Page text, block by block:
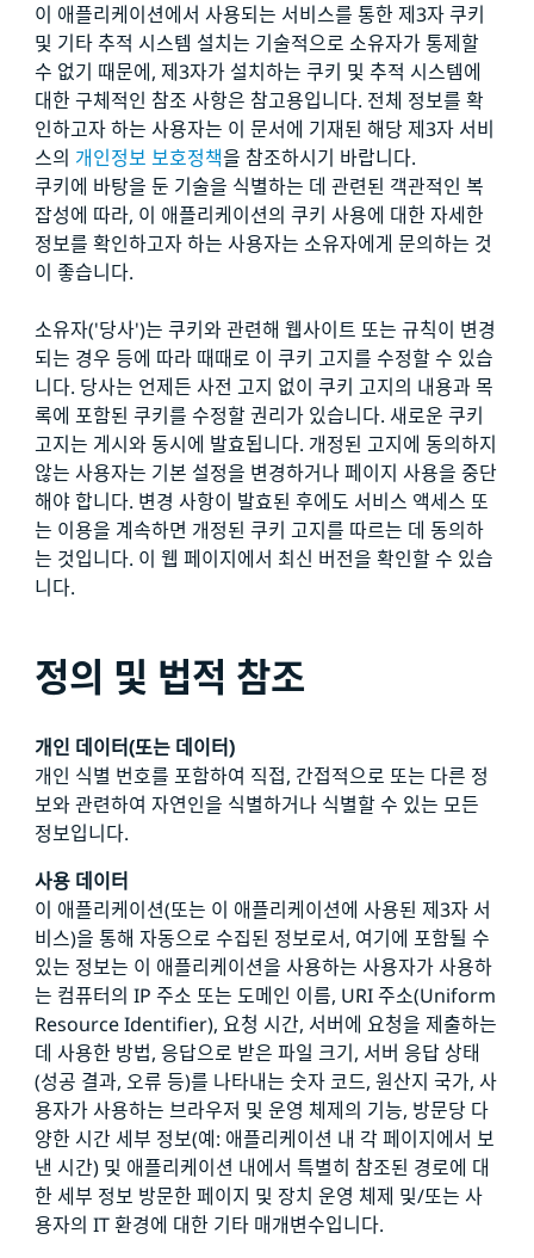
이 애플리케이션에서 사용되는 서비스를 통한 제3자 쿠키
및 기타 추적 시스템 설치는 기술적으로 소유자가 통제할
수 없기 때문에, 제3자가 설치하는 쿠키 및 추적 시스템에
대한 구체적인 참조 사항은 참고용입니다. 전체 정보를 확
인하고자 하는 사용자는 이 문서에 기재된 해당 제3자 서비
스의 개인정보 보호정책을 참조하시기 바랍니다.
쿠키에 바탕을 둔 기술을 식별하는 데 관련된 객관적인 복
잡성에 따라, 이 애플리케이션의 쿠키 사용에 대한 자세한
정보를 확인하고자 하는 사용자는 소유자에게 문의하는 것
이 좋습니다.
소유자('당사')는 쿠키와 관련해 웹사이트 또는 규칙이 변경
되는 경우 등에 따라 때때로 이 쿠키 고지를 수정할 수 있습
니다. 당사는 언제든 사전 고지 없이 쿠키 고지의 내용과 목
록에 포함된 쿠키를 수정할 권리가 있습니다. 새로운 쿠키
고지는 게시와 동시에 발효됩니다. 개정된 고지에 동의하지
않는 사용자는 기본 설정을 변경하거나 페이지 사용을 중단
해야 합니다. 변경 사항이 발효된 후에도 서비스 액세스 또
는 이용을 계속하면 개정된 쿠키 고지를 따르는 데 동의하
는 것입니다. 이 웹 페이지에서 최신 버전을 확인할 수 있습
니다.
정의 및 법적 참조
개인 데이터(또는 데이터)
개인 식별 번호를 포함하여 직접, 간접적으로 또는 다른 정
보와 관련하여 자연인을 식별하거나 식별할 수 있는 모든
정보입니다.
사용 데이터
이 애플리케이션(또는 이 애플리케이션에 사용된 제3자 서
비스)을 통해 자동으로 수집된 정보로서, 여기에 포함될 수
있는 정보는 이 애플리케이션을 사용하는 사용자가 사용하
는 컴퓨터의 IP 주소 또는 도메인 이름, URI 주소(Uniform
Resource Identifier), 요청 시간, 서버에 요청을 제출하는
데 사용한 방법, 응답으로 받은 파일 크기, 서버 응답 상태
(성공 결과, 오류 등)를 나타내는 숫자 코드, 원산지 국가, 사
용자가 사용하는 브라우저 및 운영 체제의 기능, 방문당 다
양한 시간 세부 정보(예: 애플리케이션 내 각 페이지에서 보
낸 시간) 및 애플리케이션 내에서 특별히 참조된 경로에 대
한 세부 정보 방문한 페이지 및 장치 운영 체제 및/또는 사
용자의 IT 환경에 대한 기타 매개변수입니다.